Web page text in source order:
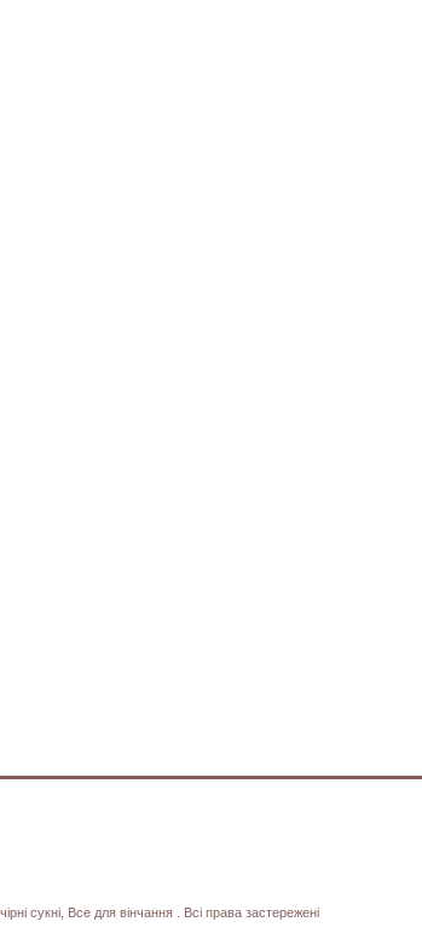
сукні, Все для вінчання . Всі права застережені